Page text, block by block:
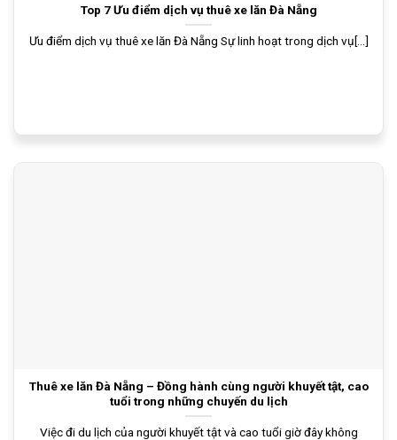
Top 7 Ưu điểm dịch vụ thuê xe lăn Đà Nẵng
Ưu điểm dịch vụ thuê xe lăn Đà Nẵng Sự linh hoạt trong dịch vụ[...]
Thuê xe lăn Đà Nẵng – Đồng hành cùng người khuyết tật, cao
tuổi trong những chuyến du lịch
Việc đi du lịch của người khuyết tật và cao tuổi giờ đây không